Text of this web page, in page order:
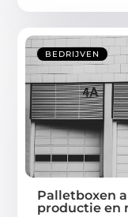
BEDRIJVEN
Palletboxen
productie en